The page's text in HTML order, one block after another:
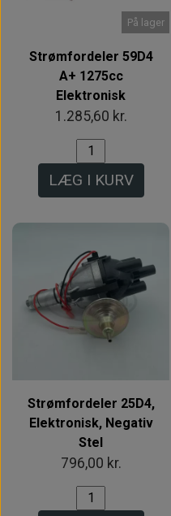
På lager
Strømfordeler 59D4
A+ 1275cc
Elektronisk
1.285,60 kr.
LÆG I KURV
Strømfordeler 25D4,
Elektronisk, Negativ
Stel
796,00 kr.